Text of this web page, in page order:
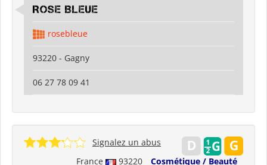
ROSE BLEUE
rosebleue
93220 - Gagny
06 27 78 09 41
France 93220 Cosmétique / Beauté
Signalez un abus